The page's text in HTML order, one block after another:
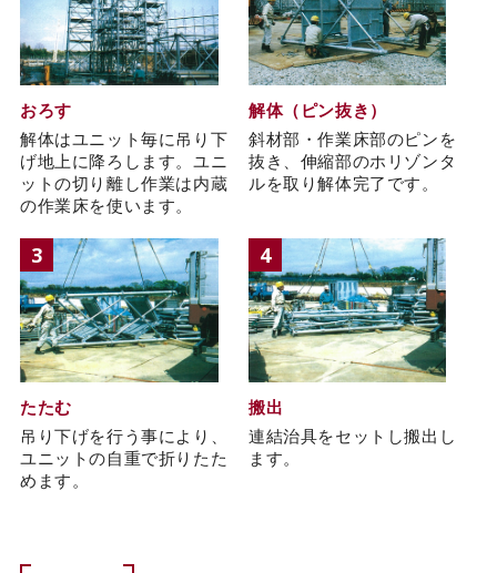
おろす
解体はユニット毎に吊り下
げ地上に降ろします。ユニ
ットの切り離し作業は内蔵
の作業床を使います。
解体（ピン抜き）
斜材部・作業床部のピンを
抜き、伸縮部のホリゾンタ
ルを取り解体完了です。
3
たたむ
吊り下げを行う事により、
ユニットの自重で折りたた
めます。
4
搬出
連結治具をセットし搬出し
ます。